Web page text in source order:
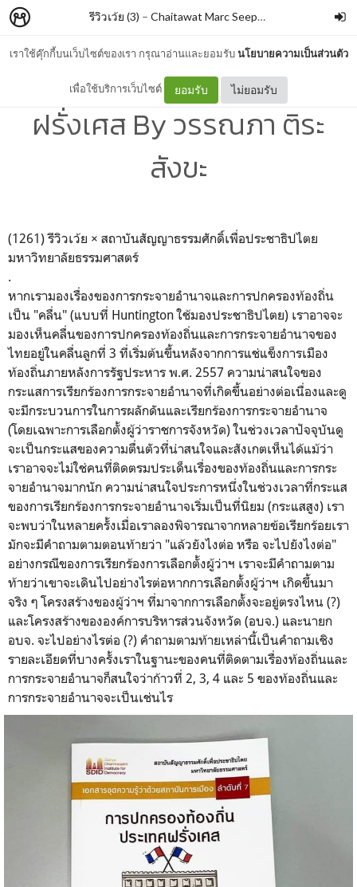
เราใช้คุ๊กกี้บนเว็บไซต์ของเรา กรุณาอ่านและยอมรับนโยบายความเป็นส่วนตัว
เพื่อใช้บริการเว็บไซต์ ยอมรับ ไม่ยอมรับ
รีวิวเว้ย (3) – Chaitawat Marc Seephongsai
การปกครองท้องถิ่นประเทศ
ฝรั่งเศส By วรรณภา ติระ
สังขะ
(1261) รีวิวเว้ย × สถาบันสัญญาธรรมศักดิ์เพื่อประชาธิปไตย
มหาวิทยาลัยธรรมศาสตร์
.
หากเรามองเรื่องของการกระจายอำนาจและการปกครองท้องถิ่น
เป็น "คลื่น" (แบบที่ Huntington ใช้มองประชาธิปไตย) เราอาจจะ
มองเห็นคลื่นของการปกครองท้องถิ่นและการกระจายอำนาจของ
ไทยอยู่ในคลื่นลูกที่ 3 ที่เริ่มต้นขึ้นหลังจากการแช่แข็งการเมือง
ท้องถิ่นภายหลังการรัฐประหาร พ.ศ. 2557 ความน่าสนใจของ
กระแสการเรียกร้องการกระจายอำนาจที่เกิดขึ้นอย่างต่อเนื่องและดู
จะมีกระบวนการในการผลักดันและเรียกร้องการกระจายอำนาจ
(โดยเฉพาะการเลือกตั้งผู้ว่าราชการจังหวัด) ในช่วงเวลาปัจจุบันดู
จะเป็นกระแสของความตื่นตัวที่น่าสนใจและสังเกตเห็นได้แม้ว่า
เราอาจจะไม่ใช่คนที่ติดตรมประเด็นเรื่องของท้องถิ่นและการกระ
จายอำนาจมากนัก ความน่าสนใจประการหนึ่งในช่วงเวลาที่กระแส
ของการเรียกร้องการกระจายอำนาจเริ่มเป็นที่นิยม (กระแสสูง) เรา
จะพบว่าในหลายครั้งเมื่อเราลองพิจารณาจากหลายข้อเรียกร้อยเรา
มักจะมีคำถามตามตอนท้ายว่า "แล้วยังไงต่อ หรือ จะไปยังไงต่อ"
อย่างกรณีของการเรียกร้องการเลือกตั้งผู้ว่าฯ เราจะมีคำถามตาม
ท้ายว่าเขาจะเดินไปอย่างไรต่อหากการเลือกตั้งผู้ว่าฯ เกิดขึ้นมา
จริง ๆ โครงสร้างของผู้ว่าฯ ที่มาจากการเลือกตั้งจะอยู่ตรงไหน (?)
และโครงสร้างขององค์การบริหารส่วนจังหวัด (อบจ.) และนายก
อบจ. จะไปอย่างไรต่อ (?) คำถามตามท้ายเหล่านี้เป็นคำถามเชิง
รายละเอียดที่บางครั้งเราในฐานะของคนที่ติดตามเรื่องท้องถิ่นและ
การกระจายอำนาจก็สนใจว่าก้าวที่ 2, 3, 4 และ 5 ของท้องถิ่นและ
การกระจายอำนาจจะเป็นเช่นไร